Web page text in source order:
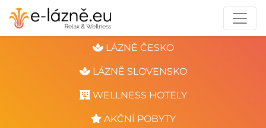
LÁZNĚ ČESKO
LÁZNĚ SLOVENSKO
WELLNESS HOTELY
AKČNÍ POBYTY